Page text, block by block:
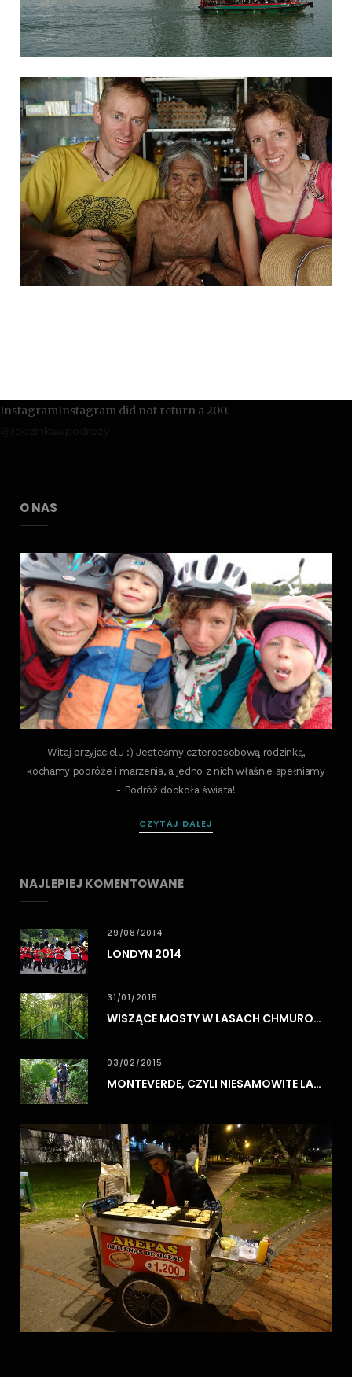
InstagramInstagram did not return a 200.
O NAS
Witaj przyjacielu :) Jesteśmy czteroosobową rodzinką,
kochamy podróże i marzenia, a jedno z nich właśnie spełniamy
- Podróż dookoła świata!
CZYTAJ DALEJ
NAJLEPIEJ KOMENTOWANE
29/08/2014
LONDYN 2014
31/01/2015
WISZĄCE MOSTY W LASACH CHMUROWYCH MONTEVERDE
03/02/2015
MONTEVERDE, CZYLI NIESAMOWITE LASY CHMUROWE